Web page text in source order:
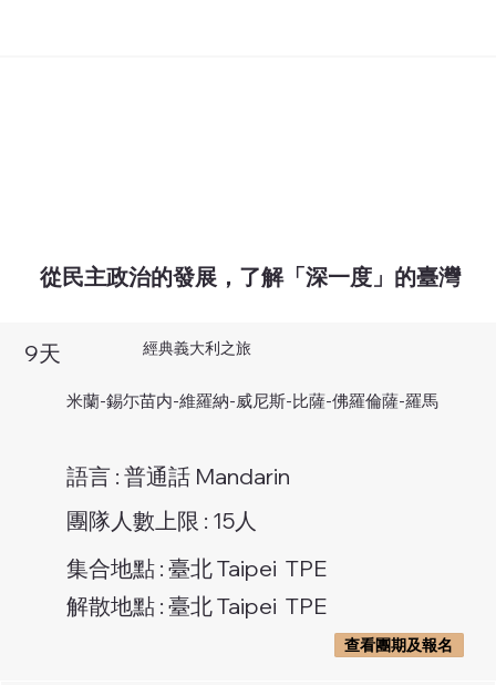
米蘭-錫尓苗内-維羅納-威尼斯-比薩-佛羅倫薩-羅馬
解散地點 : 臺北 Taipei TPE
集合地點 : 臺北 Taipei TPE
團隊人數上限 : 15人
語言 : 普通話 Mandarin
查看團期及報名
經典義大利之旅
9天
從民主政治的發展，了解「深一度」的臺灣